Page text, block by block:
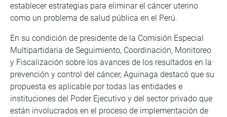
establecer estrategias para eliminar el cáncer uterino
como un problema de salud pública en el Perú.
En su condición de presidente de la Comisión Especial
Multipartidaria de Seguimiento, Coordinación, Monitoreo
y Fiscalización sobre los avances de los resultados en la
prevención y control del cáncer, Aguinaga destacó que su
propuesta es aplicable por todas las entidades e
instituciones del Poder Ejecutivo y del sector privado que
están involucrados en el proceso de implementación de